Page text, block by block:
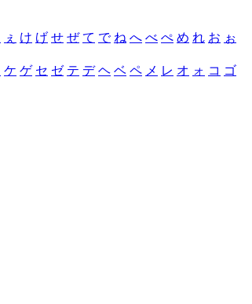
ぇ け げ せ ぜ て で ね へ べ ぺ め れ お ぉ
ケ ゲ セ ゼ テ デ ヘ ベ ペ メ レ オ ォ コ ゴ